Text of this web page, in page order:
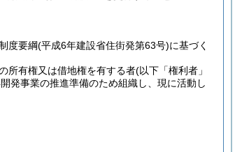
度要綱(平成6年建設省住街発第63号)に基づく
所有権又は借地権を有する者(以下「権利者」
発事業の推進準備のため組織し、現に活動し